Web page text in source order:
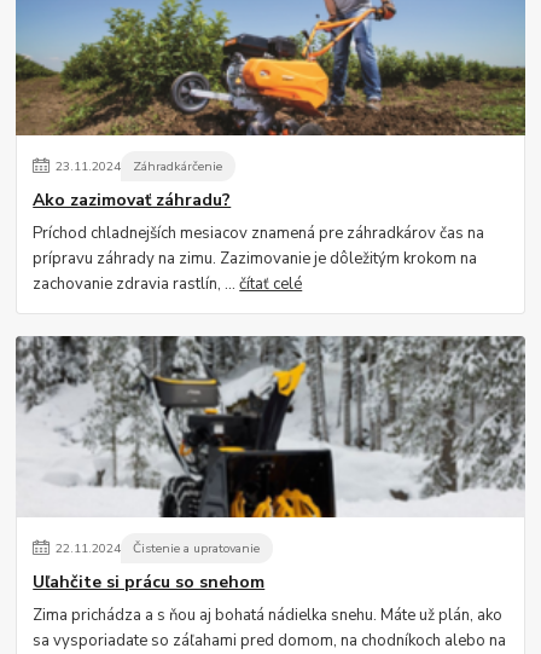
23.11.2024 Záhradkárčenie
Ako zazimovať záhradu?
Príchod chladnejších mesiacov znamená pre záhradkárov čas na
prípravu záhrady na zimu. Zazimovanie je dôležitým krokom na
zachovanie zdravia rastlín, ...čítať celé
22.11.2024 Čistenie a upratovanie
Uľahčite si prácu so snehom
Zima prichádza a s ňou aj bohatá nádielka snehu. Máte už plán, ako
sa vysporiadate so záľahami pred domom, na chodníkoch alebo na